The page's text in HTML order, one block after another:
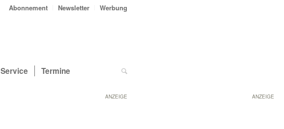
ANZEIGE
Abonnement Newsletter Werbung
Service Termine
ANZEIGE